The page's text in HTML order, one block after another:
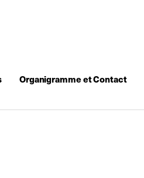
Organigramme et Contact